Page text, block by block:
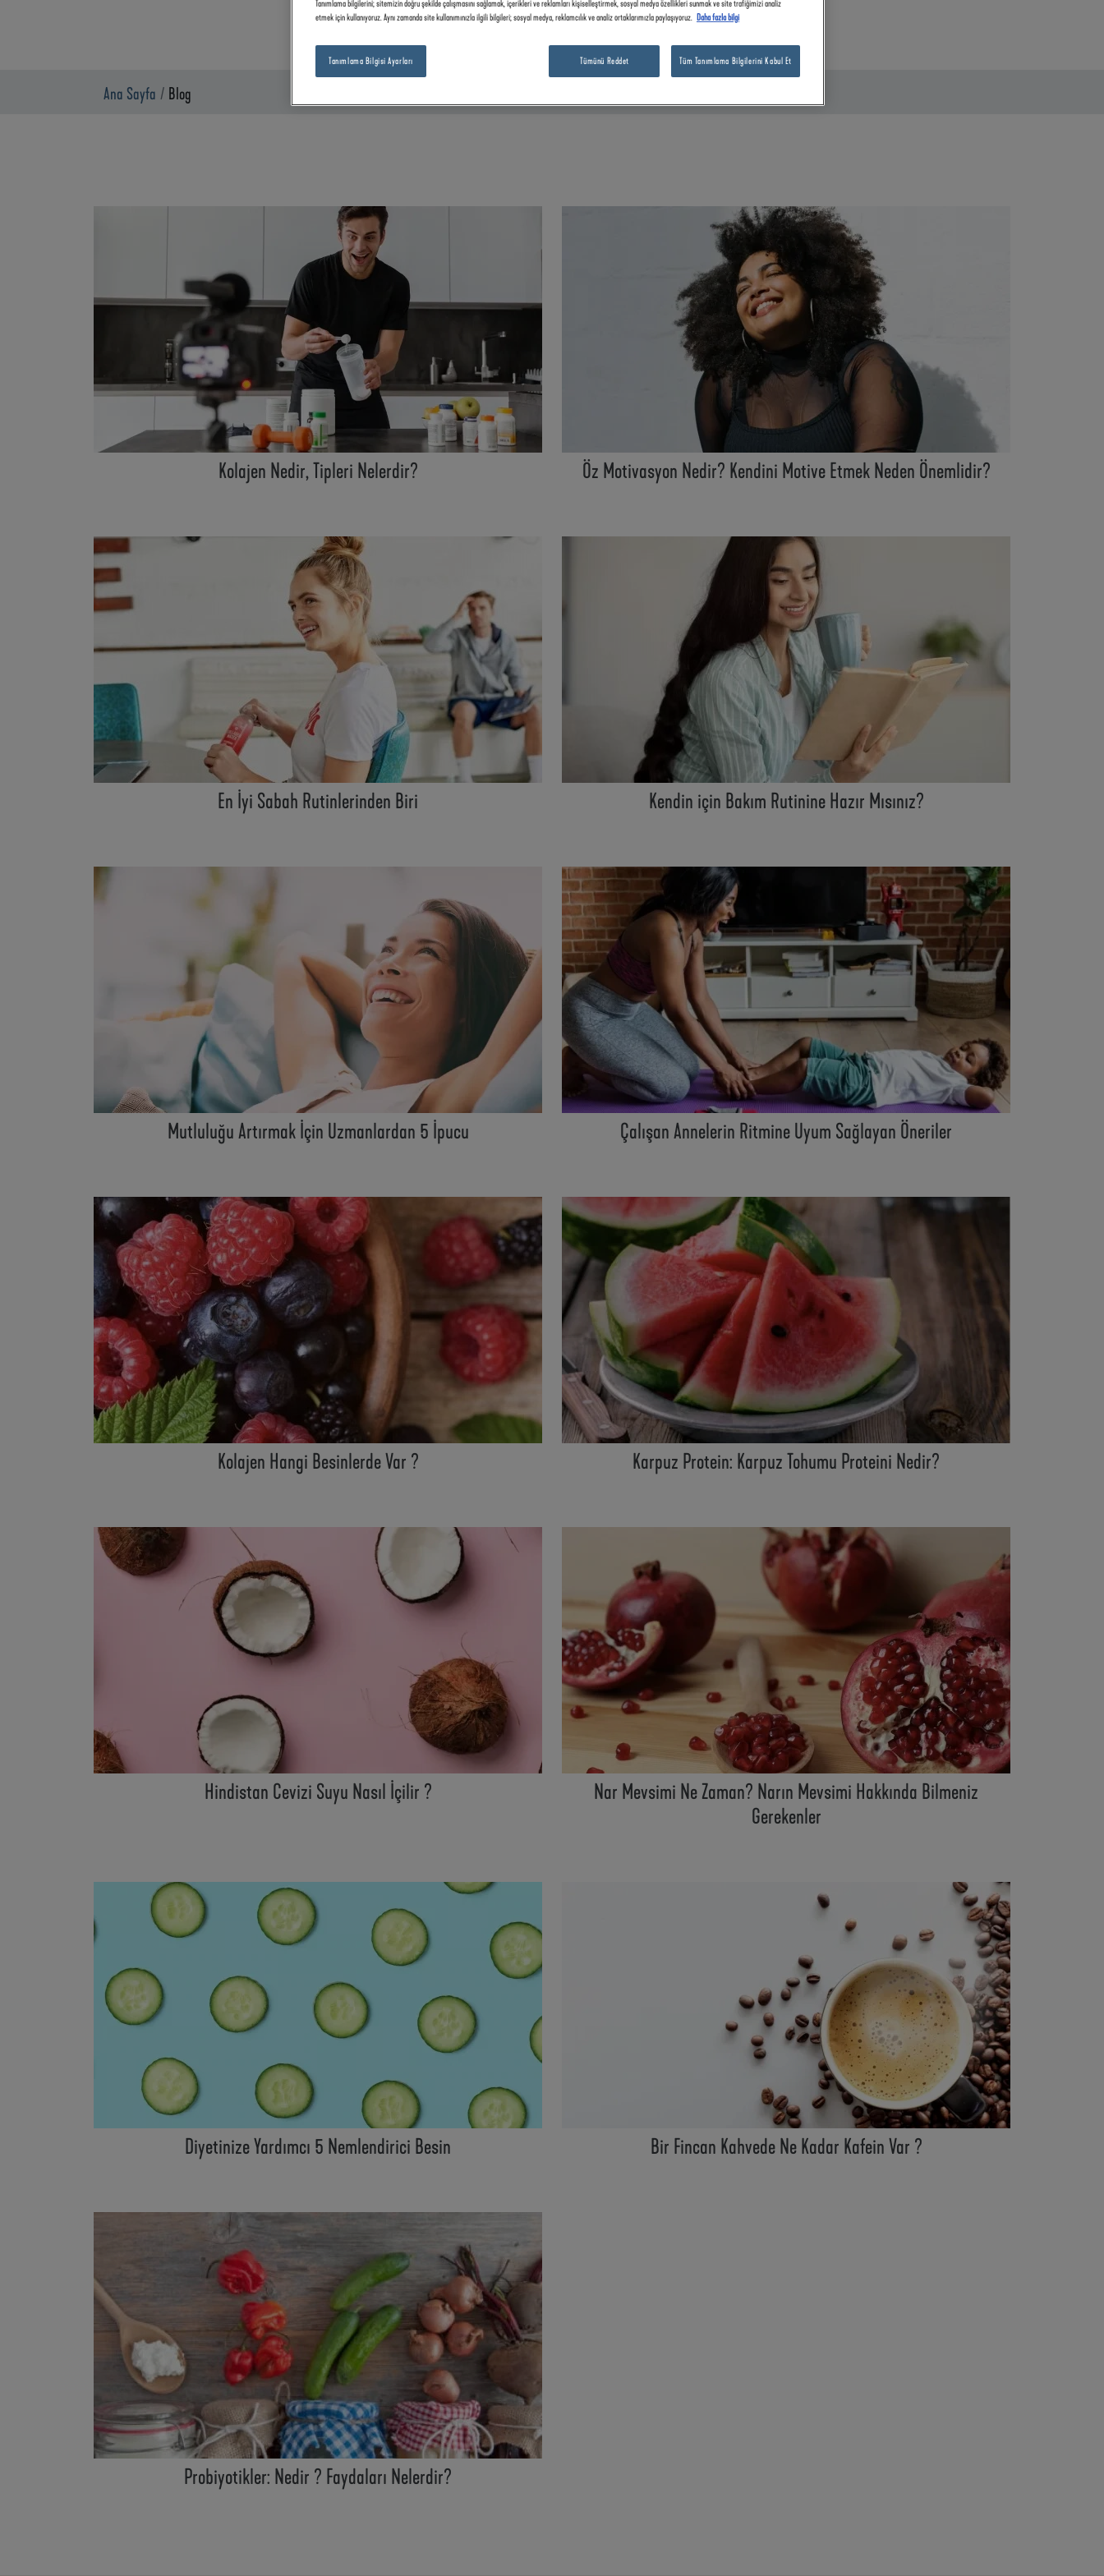
Ana Sayfa Blog
Kolajen Nedir, Tipleri Nelerdir? Öz Motivasyon Nedir? Kendini Motive Etmek Neden Önemlidir?
En İyi Sabah Rutinlerinden Biri Kendin için Bakım Rutinine Hazır Mısınız?
Mutluluğu Artırmak İçin Uzmanlardan 5 İpucu Çalışan Annelerin Ritmine Uyum Sağlayan Öneriler
Kolajen Hangi Besinlerde Var ? Karpuz Protein: Karpuz Tohumu Proteini Nedir?
Hindistan Cevizi Suyu Nasıl İçilir ?
Nar Mevsimi Ne Zaman? Narın Mevsimi Hakkında Bilmeniz
Gerekenler
Diyetinize Yardımcı 5 Nemlendirici Besin Bir Fincan Kahvede Ne Kadar Kafein Var ?
Probiyotikler: Nedir ? Faydaları Nelerdir?
Tanımlama bilgilerini; sitemizin doğru şekilde çalışmasını sağlamak, içerikleri ve reklamları kişiselleştirmek, sosyal medya özellikleri sunmak ve site trafiğimizi analiz
etmek için kullanıyoruz. Aynı zamanda site kullanımınızla ilgili bilgileri; sosyal medya, reklamcılık ve analiz ortaklarımızla paylaşıyoruz. Daha fazla bilgi
Tümünü Reddet Tüm Tanımlama Bilgilerini Kabul Et
Tanımlama Bilgisi Ayarları